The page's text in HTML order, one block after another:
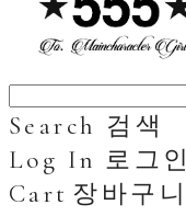
Search 검색
Log In 로그인
Cart 장바구니